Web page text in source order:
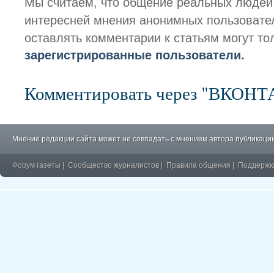
интересней мнения анонимных
оставлять комментарии к статьям могут
зарегистрированные пользователи.
Комментировать через
Мнение редакции сайта может не совпадать с мнением автора
Форум газеты Сообщество журналистов Правила общения
�